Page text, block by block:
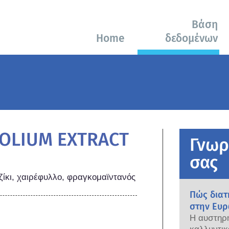
Home
Βάση
δεδομένων
EXTRACT
χαιρέφυλλο, φραγκομαϊντανός
σας
Πώς
στην
Η